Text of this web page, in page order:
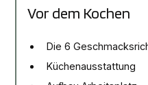
Vor dem Kochen
Die 6
Küchenausstattung